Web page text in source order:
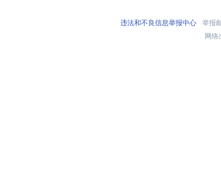
违法和不良信息举报中心举报
网